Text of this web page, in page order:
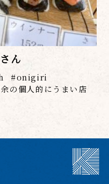
ん
onigiri
余の個人的にうまい店